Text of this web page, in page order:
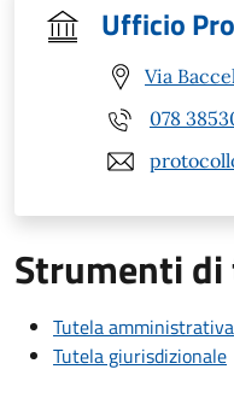
Ufficio
Via
078
Strumenti
Tutela amministrativa
Tutela giurisdizionale